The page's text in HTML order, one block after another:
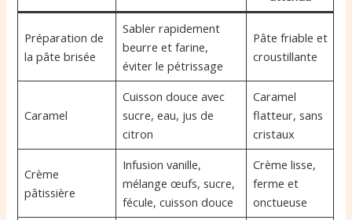
Préparation de
la pâte brisée
Sabler rapidement
beurre et farine,
éviter le pétrissage
Pâte friable et
croustillante
Caramel
Cuisson douce avec
sucre, eau, jus de
citron
Caramel
flatteur, sans
cristaux
Crème
pâtissière
Infusion vanille,
mélange œufs, sucre,
fécule, cuisson douce
Crème lisse,
ferme et
onctueuse